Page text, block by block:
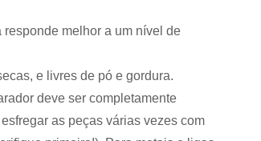
melhor a um nível de
e livres de pó e gordura.
deve ser completamente
as peças várias vezes com